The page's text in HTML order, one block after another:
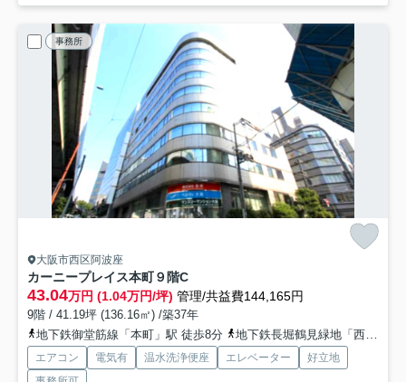
事務所
大阪市西区阿波座
カーニープレイス本町９階C
43.04万円 (1.04万円/坪) 管理/共益費144,165円
9階 / 41.19坪 (136.16㎡) /築37年
地下鉄御堂筋線「本町」駅 徒歩8分
地下鉄長堀鶴見緑地「西大橋」駅 徒歩11分
エアコン 電気有 温水洗浄便座 エレベーター
好立地